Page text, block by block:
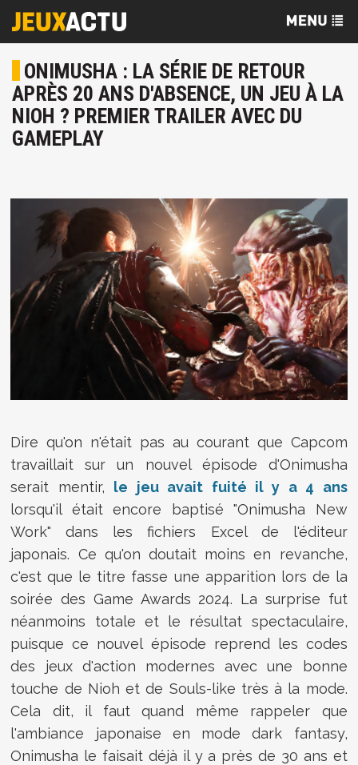
ONIMUSHA : LA SÉRIE DE RETOUR
APRÈS 20 ANS D'ABSENCE, UN JEU À LA
NIOH ? PREMIER TRAILER AVEC DU
GAMEPLAY
Dire qu'on n'était pas au courant que Capcom
travaillait sur un nouvel épisode d'Onimusha
serait mentir, le jeu avait fuité il y a 4 ans
lorsqu'il était encore baptisé "Onimusha New
Work" dans les fichiers Excel de l'éditeur
japonais. Ce qu'on doutait moins en revanche,
c'est que le titre fasse une apparition lors de la
soirée des Game Awards 2024. La surprise fut
néanmoins totale et le résultat spectaculaire,
puisque ce nouvel épisode reprend les codes
des jeux d'action modernes avec une bonne
touche de Nioh et de Souls-like très à la mode.
Cela dit, il faut quand même rappeler que
l'ambiance japonaise en mode dark fantasy,
Onimusha le faisait déjà il y a près de 30 ans et